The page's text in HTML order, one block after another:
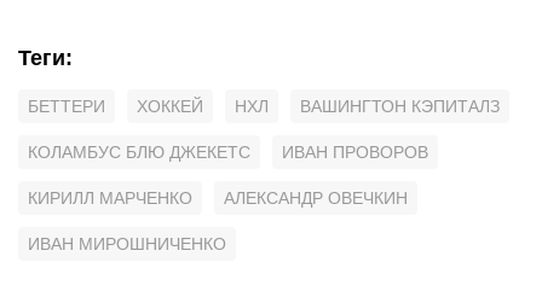
Теги:
БЕТТЕРИ ХОККЕЙ НХЛ ВАШИНГТОН КЭПИТАЛЗ
КОЛАМБУС БЛЮ ДЖЕКЕТС ИВАН ПРОВОРОВ
КИРИЛЛ МАРЧЕНКО АЛЕКСАНДР ОВЕЧКИН
ИВАН МИРОШНИЧЕНКО